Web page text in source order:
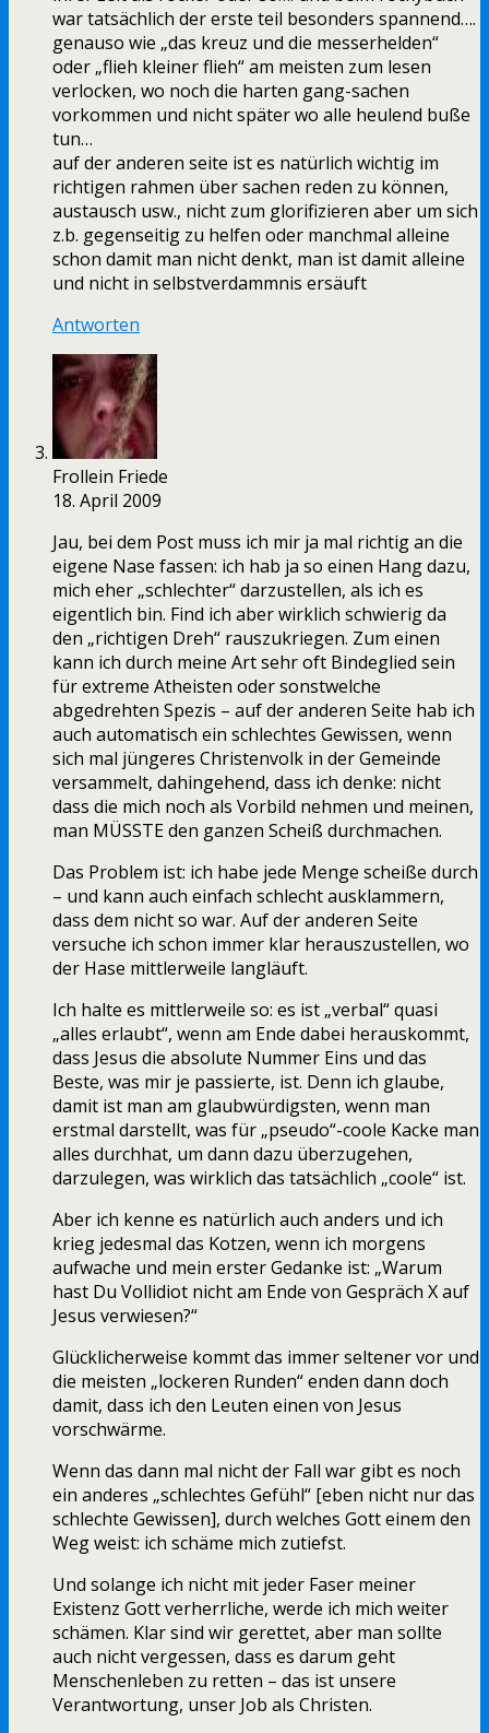
war tatsächlich der erste teil besonders spannend….
genauso wie „das kreuz und die messerhelden“
oder „flieh kleiner flieh“ am meisten zum lesen
verlocken, wo noch die harten gang-sachen
vorkommen und nicht später wo alle heulend buße
tun…
auf der anderen seite ist es natürlich wichtig im
richtigen rahmen über sachen reden zu können,
austausch usw., nicht zum glorifizieren aber um sich
z.b. gegenseitig zu helfen oder manchmal alleine
schon damit man nicht denkt, man ist damit alleine
und nicht in selbstverdammnis ersäuft
Antworten
Frollein Friede
18. April 2009
Jau, bei dem Post muss ich mir ja mal richtig an die
eigene Nase fassen: ich hab ja so einen Hang dazu,
mich eher „schlechter“ darzustellen, als ich es
eigentlich bin. Find ich aber wirklich schwierig da
den „richtigen Dreh“ rauszukriegen. Zum einen
kann ich durch meine Art sehr oft Bindeglied sein
für extreme Atheisten oder sonstwelche
abgedrehten Spezis – auf der anderen Seite hab ich
auch automatisch ein schlechtes Gewissen, wenn
sich mal jüngeres Christenvolk in der Gemeinde
versammelt, dahingehend, dass ich denke: nicht
dass die mich noch als Vorbild nehmen und meinen,
man MÜSSTE den ganzen Scheiß durchmachen.
Das Problem ist: ich habe jede Menge scheiße durch
– und kann auch einfach schlecht ausklammern,
dass dem nicht so war. Auf der anderen Seite
versuche ich schon immer klar herauszustellen, wo
der Hase mittlerweile langläuft.
Ich halte es mittlerweile so: es ist „verbal“ quasi
„alles erlaubt“, wenn am Ende dabei herauskommt,
dass Jesus die absolute Nummer Eins und das
Beste, was mir je passierte, ist. Denn ich glaube,
damit ist man am glaubwürdigsten, wenn man
erstmal darstellt, was für „pseudo“-coole Kacke man
alles durchhat, um dann dazu überzugehen,
darzulegen, was wirklich das tatsächlich „coole“ ist.
Aber ich kenne es natürlich auch anders und ich
krieg jedesmal das Kotzen, wenn ich morgens
aufwache und mein erster Gedanke ist: „Warum
hast Du Vollidiot nicht am Ende von Gespräch X auf
Jesus verwiesen?“
Glücklicherweise kommt das immer seltener vor und
die meisten „lockeren Runden“ enden dann doch
damit, dass ich den Leuten einen von Jesus
vorschwärme.
Wenn das dann mal nicht der Fall war gibt es noch
ein anderes „schlechtes Gefühl“ [eben nicht nur das
schlechte Gewissen], durch welches Gott einem den
Weg weist: ich schäme mich zutiefst.
Und solange ich nicht mit jeder Faser meiner
Existenz Gott verherrliche, werde ich mich weiter
schämen. Klar sind wir gerettet, aber man sollte
auch nicht vergessen, dass es darum geht
Menschenleben zu retten – das ist unsere
Verantwortung, unser Job als Christen.